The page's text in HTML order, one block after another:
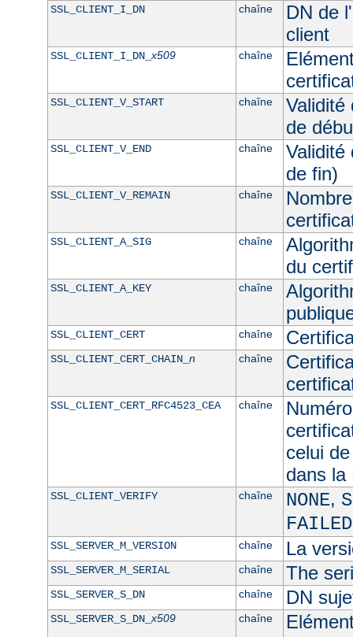
SSL_CLIENT_I_DN chaîne
DN de
client
SSL_CLIENT_I_DN_x509 chaîne
SSL_CLIENT_V_START chaîne
Validité
de
SSL_CLIENT_V_END chaîne
Validité
de fin)
SSL_CLIENT_V_REMAIN chaîne
SSL_CLIENT_A_SIG chaîne
du
SSL_CLIENT_A_KEY chaîne
SSL_CLIENT_CERT chaîne
SSL_CLIENT_CERT_CHAIN_ n chaîne
SSL_CLIENT_CERT_RFC4523_CEA chaîne
celui
dans la
SSL_CLIENT_VERIFY chaîne NONE,
SSL_SERVER_M_VERSION chaîne La
SSL_SERVER_M_SERIAL chaîne The
SSL_SERVER_S_DN chaîne DN
SSL_SERVER_S_DN_x509 chaîne